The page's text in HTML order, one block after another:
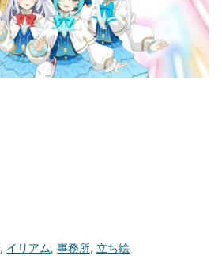
, イリアム, 事務所, 立ち絵